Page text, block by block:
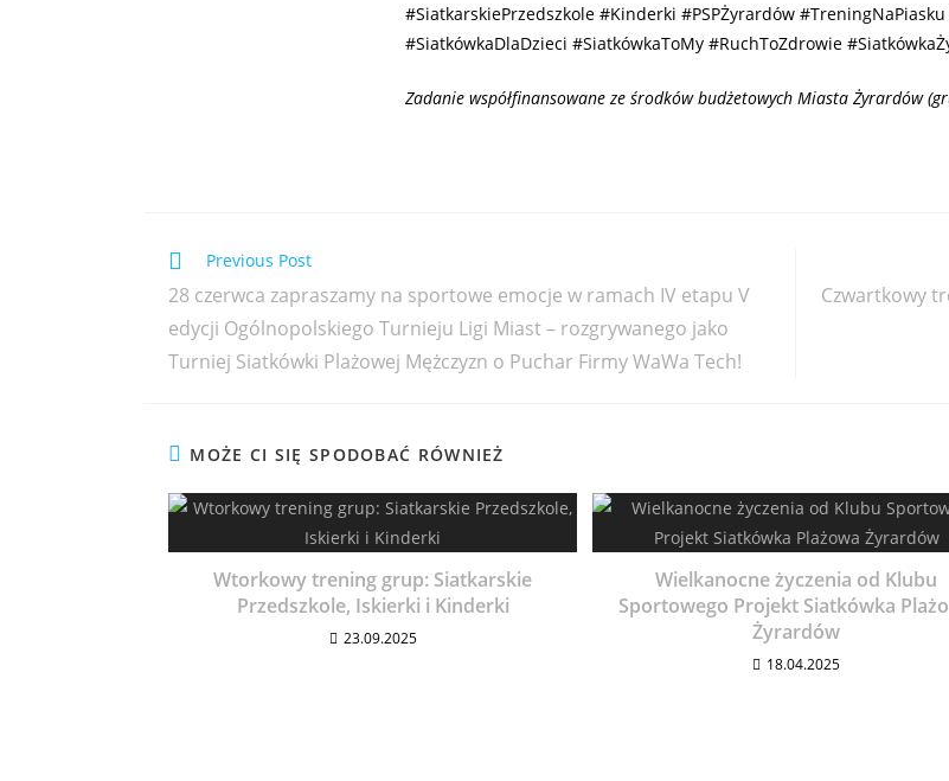
#SiatkarskiePrzedszkole #Kinderki #PSPŻyrardów
#SiatkówkaDlaDzieci #SiatkówkaToMy #RuchToZdrowie
Zadanie współfinansowane ze środków budżetowych Miasta Żyrardów
Previous Post
28 czerwca zapraszamy na sportowe emocje w ramach IV etapu V
edycji Ogólnopolskiego Turnieju Ligi Miast – rozgrywanego jako
Turniej Siatkówki Plażowej Mężczyzn o Puchar Firmy WaWa Tech!
Czwartkowy
MOŻE CI SIĘ SPODOBAĆ RÓWNIEŻ
Wtorkowy trening grup: Siatkarskie
Przedszkole, Iskierki i Kinderki
23.09.2025
Wielkanocne życzenia od Klubu
Sportowego Projekt Siatkówka
Żyrardów
18.04.2025